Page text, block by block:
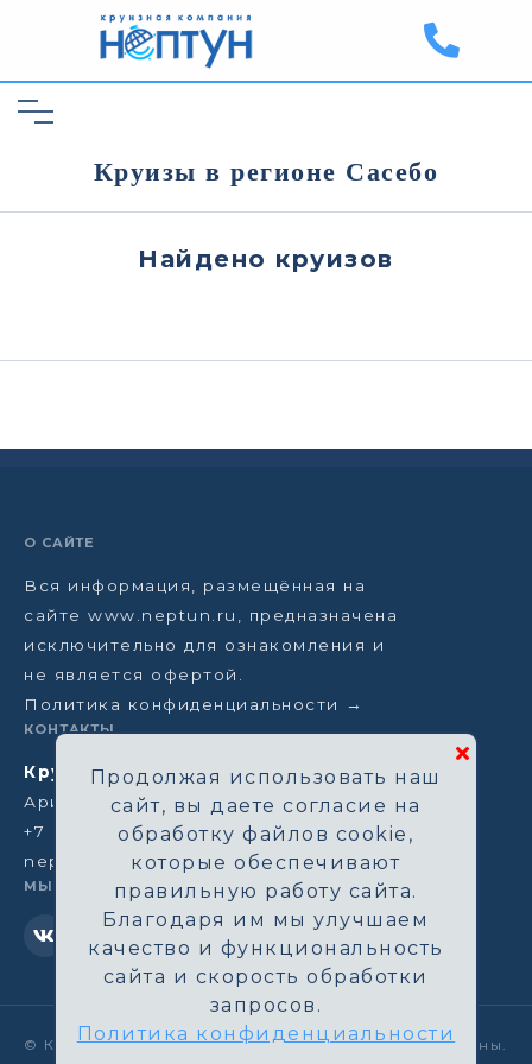
Круизы в регионе Сасебо
Найдено круизов
О САЙТЕ
Вся информация, размещённая на
сайте www.neptun.ru, предназначена
исключительно для ознакомления и
не является офертой.
Политика конфиденциальности →
КОНТАКТЫ
Круизная компания Нептун
Аристарховский пер, 3/1, Москва
+7 (964) 583-14-96
neptun@aha.ru
МЫ В СЕТИ
© Круизная компания Нептун. Все права защищены.
Продолжая использовать наш
сайт, вы даете согласие на
обработку файлов cookie,
которые обеспечивают
правильную работу сайта.
Благодаря им мы улучшаем
качество и функциональность
сайта и скорость обработки
запросов.
Политика конфиденциальности